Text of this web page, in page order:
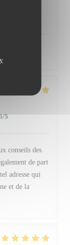
/5
conseils des
de part
adresse qui
et de la